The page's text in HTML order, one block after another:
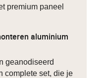
premium paneel
aluminium
geanodiseerd
complete set, die je